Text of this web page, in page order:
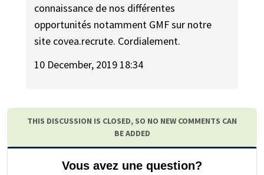
connaissance de nos différentes
opportunités notamment GMF sur notre
site covea.recrute. Cordialement.
10 December, 2019 18:34
THIS DISCUSSION IS CLOSED, SO NO NEW COMMENTS CAN
BE ADDED
Vous avez une question?